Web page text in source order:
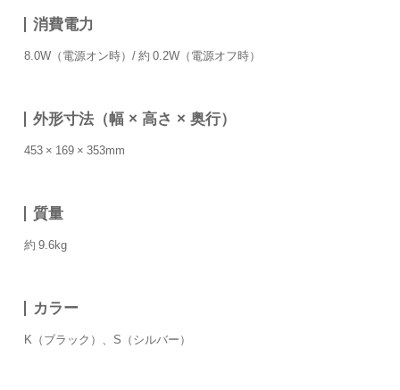
消費電力
8.0W（電源オン時）/ 約 0.2W（電源オフ時）
外形寸法（幅 × 高さ × 奥行）
453 × 169 × 353mm
質量
約 9.6kg
カラー
K（ブラック）、S（シルバー）